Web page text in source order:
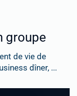
groupe
de vie de
dîner, ...